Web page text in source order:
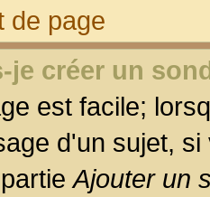
de page
je créer un
est facile;
d'un sujet,
Ajouter un